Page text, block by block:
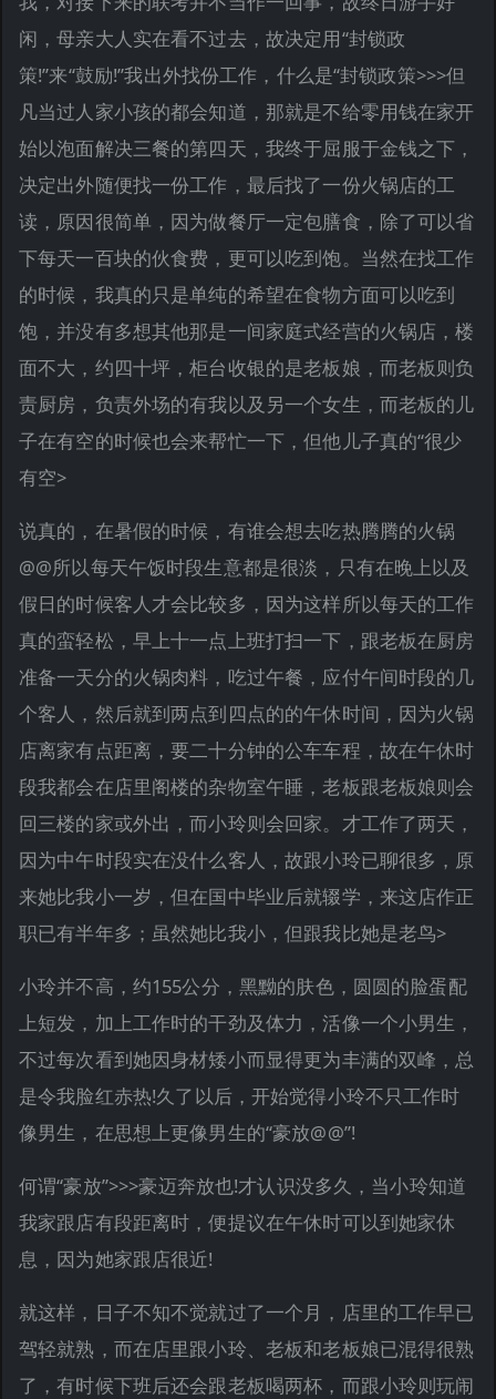
闲，母亲大人实在看不过去，故决定用“封锁政
策!”来“鼓励!”我出外找份工作，什么是“封锁政策>>>但
凡当过人家小孩的都会知道，那就是不给零用钱在家开
始以泡面解决三餐的第四天，我终于屈服于金钱之下，
决定出外随便找一份工作，最后找了一份火锅店的工
读，原因很简单，因为做餐厅一定包膳食，除了可以省
下每天一百块的伙食费，更可以吃到饱。当然在找工作
的时候，我真的只是单纯的希望在食物方面可以吃到
饱，并没有多想其他那是一间家庭式经营的火锅店，楼
面不大，约四十坪，柜台收银的是老板娘，而老板则负
责厨房，负责外场的有我以及另一个女生，而老板的儿
子在有空的时候也会来帮忙一下，但他儿子真的“很少
有空>
说真的，在暑假的时候，有谁会想去吃热腾腾的火锅
@@所以每天午饭时段生意都是很淡，只有在晚上以及
假日的时候客人才会比较多，因为这样所以每天的工作
真的蛮轻松，早上十一点上班打扫一下，跟老板在厨房
准备一天分的火锅肉料，吃过午餐，应付午间时段的几
个客人，然后就到两点到四点的的午休时间，因为火锅
店离家有点距离，要二十分钟的公车车程，故在午休时
段我都会在店里阁楼的杂物室午睡，老板跟老板娘则会
回三楼的家或外出，而小玲则会回家。才工作了两天，
因为中午时段实在没什么客人，故跟小玲已聊很多，原
来她比我小一岁，但在国中毕业后就辍学，来这店作正
职已有半年多；虽然她比我小，但跟我比她是老鸟>
小玲并不高，约155公分，黑黝的肤色，圆圆的脸蛋配
上短发，加上工作时的干劲及体力，活像一个小男生，
不过每次看到她因身材矮小而显得更为丰满的双峰，总
是令我脸红赤热!久了以后，开始觉得小玲不只工作时
像男生，在思想上更像男生的“豪放@@”!
何谓“豪放”>>>豪迈奔放也!才认识没多久，当小玲知道
我家跟店有段距离时，便提议在午休时可以到她家休
息，因为她家跟店很近!
就这样，日子不知不觉就过了一个月，店里的工作早已
驾轻就熟，而在店里跟小玲、老板和老板娘已混得很熟
了，有时候下班后还会跟老板喝两杯，而跟小玲则玩闹